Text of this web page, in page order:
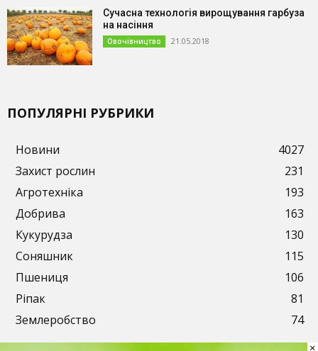
Сучасна технологія вирощування гарбуза
на насіння
Овочівництво 21.05.2018
ПОПУЛЯРНІ РУБРИКИ
Новини
4027
Захист рослин
231
Агротехніка
193
Добрива
163
Кукурудза
130
Соняшник
115
Пшениця
106
Ріпак
81
Землеробство
74
×